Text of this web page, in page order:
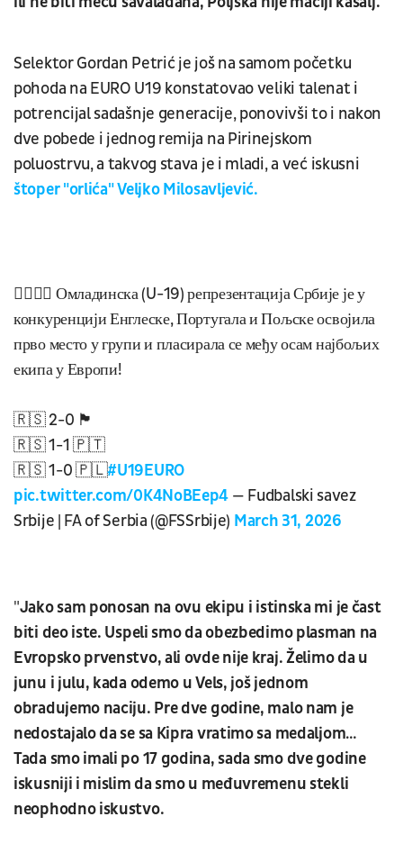
Selektor Gordan Petrić je još na samom početku
pohoda na EURO U19 konstatovao veliki talenat i
potrencijal sadašnje generacije, ponovivši to i nakon
dve pobede i jednog remija na Pirinejskom
poluostrvu, a takvog stava je i mladi, a već iskusni
štoper "orlića" Veljko Milosavljević.
❤️‍🔥🇷🇸 Омладинска (U-19) репрезентација Србије је у
конкуренцији Енглеске, Португала и Пољске освојила
прво место у групи и пласирала се међу осам најбољих
екипа у Европи!
🇷🇸 2-0 🏴󠁧󠁢󠁥󠁮󠁧󠁿
🇷🇸 1-1 🇵🇹
🇷🇸 1-0 🇵🇱#U19EURO
pic.twitter.com/0K4NoBEep4 — Fudbalski savez
Srbije | FA of Serbia (@FSSrbije) March 31, 2026
"Jako sam ponosan na ovu ekipu i istinska mi je čast
biti deo iste. Uspeli smo da obezbedimo plasman na
Evropsko prvenstvo, ali ovde nije kraj. Želimo da u
junu i julu, kada odemo u Vels, još jednom
obradujemo naciju. Pre dve godine, malo nam je
nedostajalo da se sa Kipra vratimo sa medaljom…
Tada smo imali po 17 godina, sada smo dve godine
iskusniji i mislim da smo u međuvremenu stekli
neophodno iskustvo.